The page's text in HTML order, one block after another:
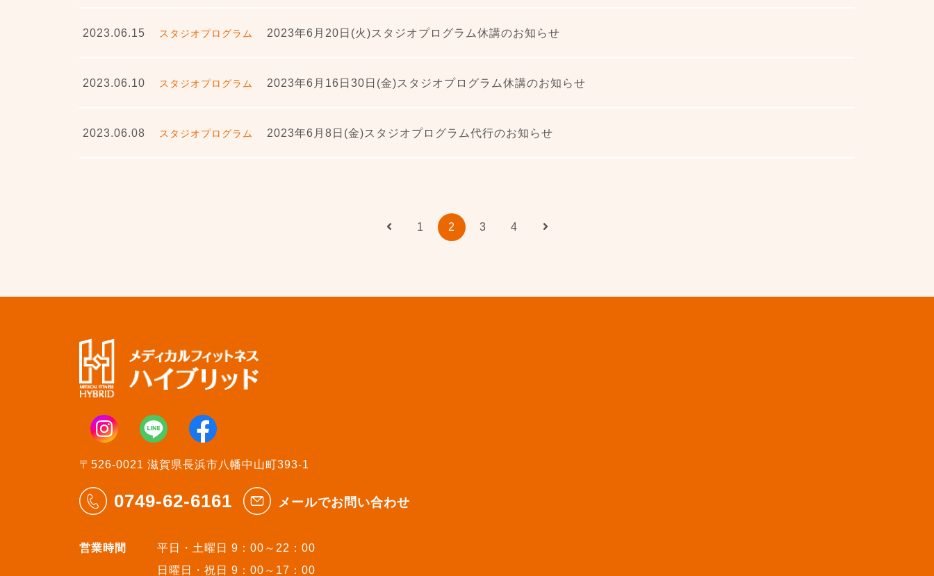
2023.06.15 スタジオプログラム 2023年6月20日(火)スタジオプログラム休講のお知らせ
2023.06.10 スタジオプログラム 2023年6月16日30日(金)スタジオプログラム休講のお知らせ
2023.06.08 スタジオプログラム 2023年6月8日(金)スタジオプログラム代行のお知らせ
投
ペ
1 2 3 4
〒526-0021 滋賀県長浜市八幡中山町393-1
0749-62-6161 メールでお問い合わせ
営業時間
平日・土曜日 9：00～22：00
日曜日・祝日 9：00～17：00